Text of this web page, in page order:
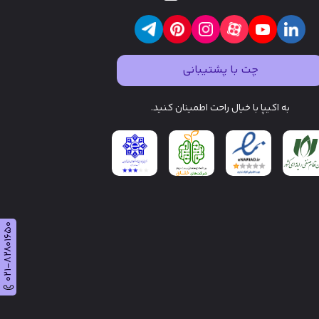
021-82801650
چت با پشتیبانی
به اکیپا با خیال راحت اطمینان کنید.